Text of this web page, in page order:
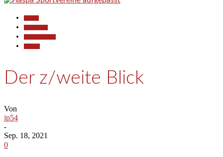
Der z/weite Blick
Von
jp54
-
Sep. 18, 2021
0